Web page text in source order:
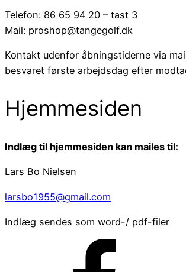
Telefon: 86 65 94 20 – tast 3
Mail: proshop@tangegolf.dk
Kontakt udenfor åbningstiderne via
besvaret første arbejdsdag efter
Hjemmesiden
Indlæg til hjemmesiden kan mailes til:
Lars Bo Nielsen
larsbo1955@gmail.com
Indlæg sendes som word-/ pdf-filer